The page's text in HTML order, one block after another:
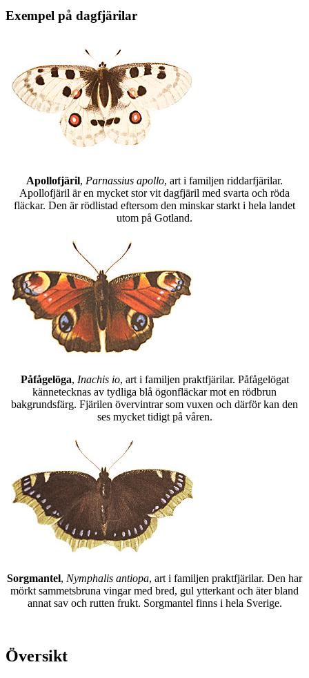
Exempel på dagfjärilar
Apollofjäril, Parnassius apollo, art i familjen riddarfjärilar.
Apollofjäril är en mycket stor vit dagfjäril med svarta och röda
fläckar. Den är rödlistad eftersom den minskar starkt i hela landet
utom på Gotland.
Påfågelöga, Inachis io, art i familjen praktfjärilar. Påfågelögat
kännetecknas av tydliga blå ögonfläckar mot en rödbrun
bakgrundsfärg. Fjärilen övervintrar som vuxen och därför kan den
ses mycket tidigt på våren.
Sorgmantel, Nymphalis antiopa, art i familjen praktfjärilar. Den har
mörkt sammetsbruna vingar med bred, gul ytterkant och äter bland
annat sav och rutten frukt. Sorgmantel finns i hela Sverige.
Översikt